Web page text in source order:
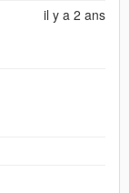
il y a 2 ans